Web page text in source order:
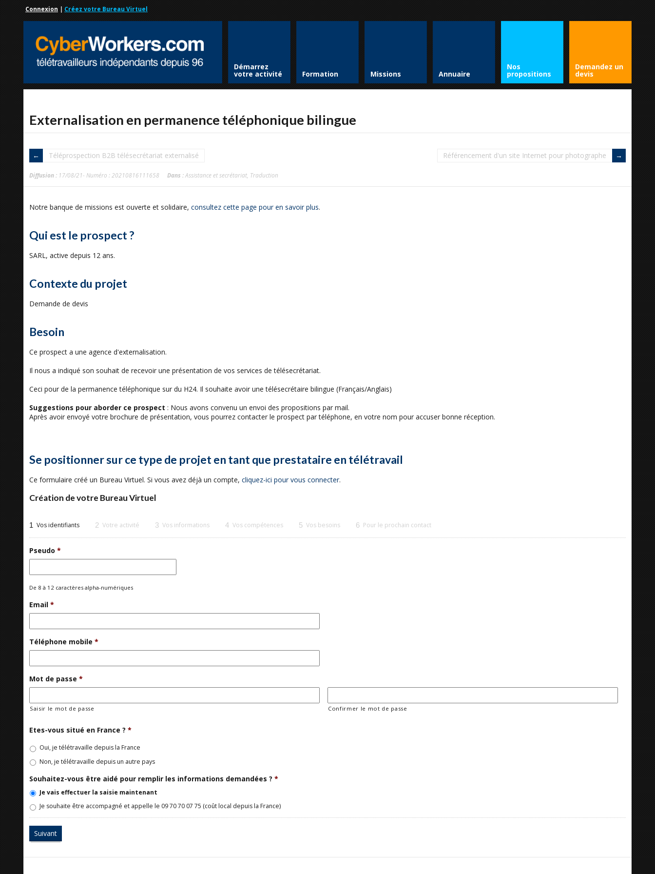
Connexion | Créez votre Bureau Virtuel
Démarrez
votre activité Formation Missions Annuaire
Nos
propositions
Demandez un
devis
Externalisation en permanence téléphonique bilingue
Téléprospection B2B télésecrétariat externalisé Référencement d'un site Internet pour photographe
Diffusion : 17/08/21- Numéro : 20210816111658 Dans :Assistance et secrétariat Traduction
Notre banque de missions est ouverte et solidaire, consultez cette page pour en savoir plus.
Qui est le prospect ?
SARL, active depuis 12 ans.
Contexte du projet
Demande de devis
Besoin
Ce prospect a une agence d'externalisation.
Il nous a indiqué son souhait de recevoir une présentation de vos services de télésecrétariat.
Ceci pour de la permanence téléphonique sur du H24. Il souhaite avoir une télésecrétaire bilingue (Français/Anglais)
Suggestions pour aborder ce prospect : Nous avons convenu un envoi des propositions par mail.
Après avoir envoyé votre brochure de présentation, vous pourrez contacter le prospect par téléphone, en votre nom pour accuser bonne réception.
Se positionner sur ce type de projet en tant que prestataire en télétravail
Ce formulaire créé un Bureau Virtuel. Si vous avez déjà un compte, cliquez-ici pour vous connecter.
Création de votre Bureau Virtuel
1 Vos identifiants 2 Votre activité 3 Vos informations 4 Vos compétences 5 Vos besoins 6 Pour le prochain contact
Pseudo *
De 8 à 12 caractères alpha-numériques
Email *
Téléphone mobile *
Mot de passe *
Saisir le mot de passe Confirmer le mot de passe
Etes-vous situé en France ? *
Oui, je télétravaille depuis la France
Non, je télétravaille depuis un autre pays
Souhaitez-vous être aidé pour remplir les informations demandées ? *
Je vais effectuer la saisie maintenant
Je souhaite être accompagné et appelle le 09 70 70 07 75 (coût local depuis la France)